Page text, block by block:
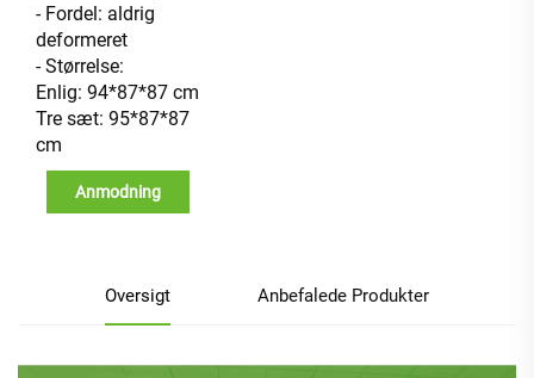
- Fordel: aldrig
deformeret
- Størrelse:
Enlig: 94*87*87 cm
Tre sæt: 95*87*87
cm
Anmodning
Oversigt Anbefalede Produkter